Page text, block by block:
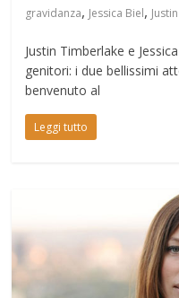
gravidanza, Jessica Biel,
Justin Timberlake e
genitori: i due bellissimi
benvenuto al
Leggi tutto